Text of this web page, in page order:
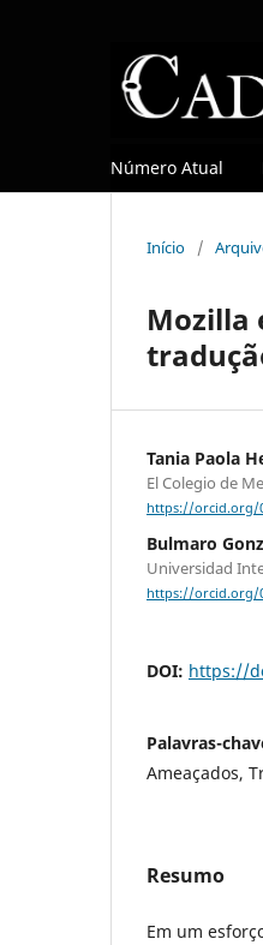
Número Atual
Início /
Mozilla
Tania Paola
El Colegio de
https://orcid.org/
Bulmaro
Universidad
https://orcid.org/
DOI: https://
Palavras-
Ameaçados,
Resumo
Em um